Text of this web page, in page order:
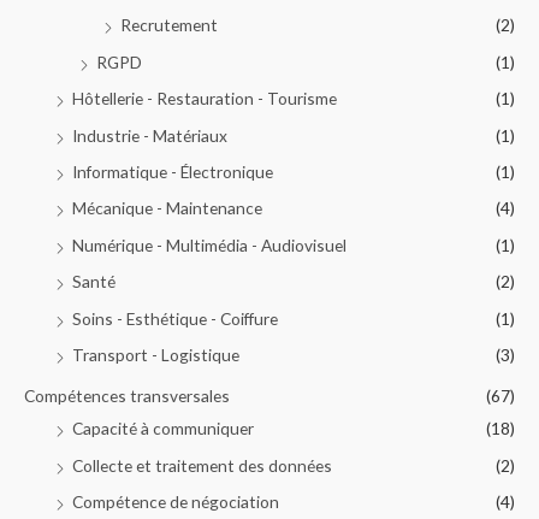
Recrutement
(2)
RGPD
(1)
Hôtellerie - Restauration - Tourisme
(1)
Industrie - Matériaux
(1)
Informatique - Électronique
(1)
Mécanique - Maintenance
(4)
Numérique - Multimédia - Audiovisuel
(1)
Santé
(2)
Soins - Esthétique - Coiffure
(1)
Transport - Logistique
(3)
Compétences transversales
(67)
Capacité à communiquer
(18)
Collecte et traitement des données
(2)
Compétence de négociation
(4)